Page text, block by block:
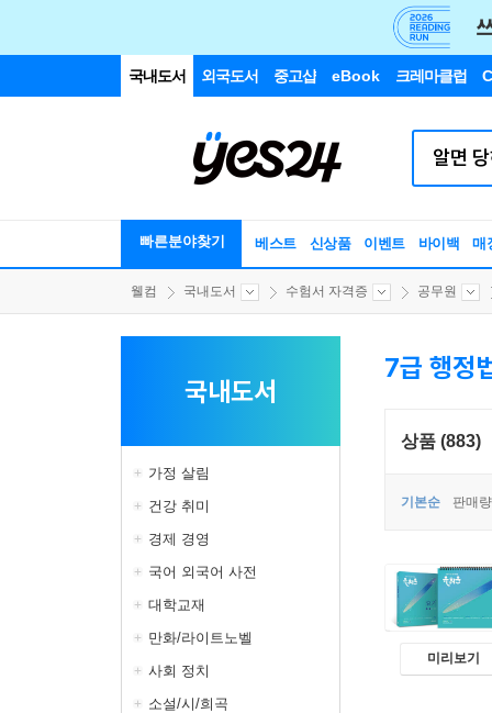
국내도서 외국도서 중고샵 eBook 크레마클럽
빠른분야찾기 베스트 신상품 이벤트 바이백 매
웰컴 국내도서 수험서 자격증 공무원
국내도서
가정 살림
건강 취미
경제 경영
국어 외국어 사전
대학교재
만화/라이트노벨
사회 정치
소설/시/희곡
7급 행정
상품 (883)
기본순 판매
미리보기